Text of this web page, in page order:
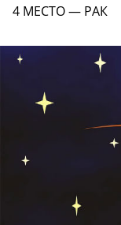
4 МЕСТО — РАК